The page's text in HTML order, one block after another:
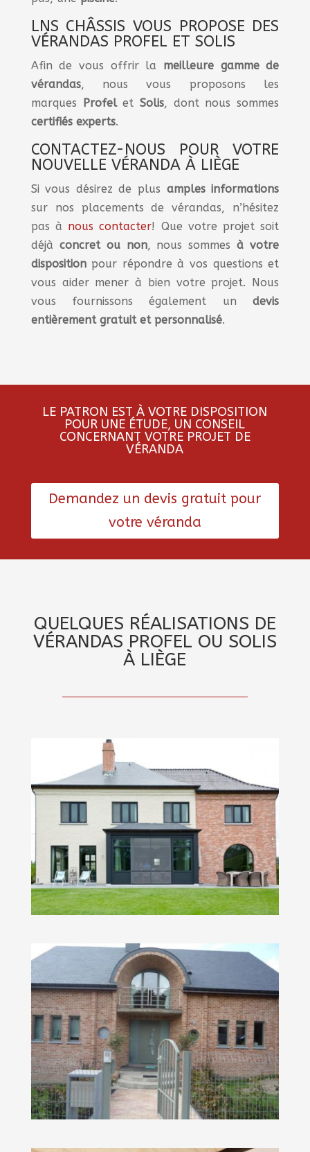
LNS CHÂSSIS VOUS PROPOSE DES
VÉRANDAS PROFEL ET SOLIS
Afin de vous offrir la meilleure gamme de
vérandas, nous vous proposons les
marques Profelet Solis, dont nous sommes
certifiés experts.
CONTACTEZ-NOUS POUR VOTRE
NOUVELLE VÉRANDA À LIÈGE
Si vous désirez de plus amples informations
sur nos placements de vérandas, n’hésitez
pas à nous contacter! Que votre projet soit
déjà concret ou non, nous sommes à votre
dispositionpour répondre à vos questions et
vous aider mener à bien votre projet. Nous
vous fournissons également undevis
entièrement gratuit et personnalisé.
LE PATRON EST À VOTRE DISPOSITION
POUR UNE ÉTUDE, UN CONSEIL
CONCERNANT VOTRE PROJET DE
VÉRANDA
Demandez un devis gratuit pour
votre véranda
QUELQUES RÉALISATIONS DE
VÉRANDAS PROFEL OU SOLIS
À LIÈGE